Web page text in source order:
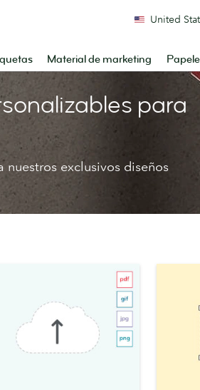
Material de marketing
United
para
nuestros exclusivos diseños